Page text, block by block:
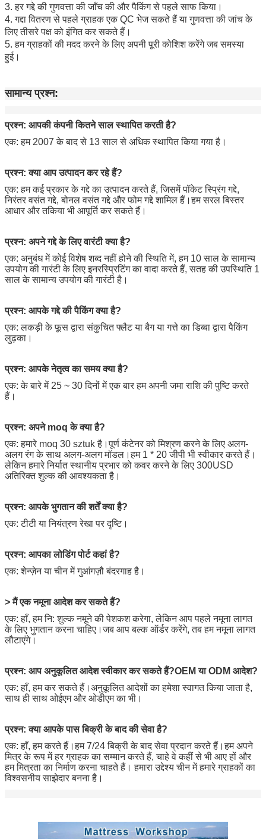
3. हर गद्दे की गुणवत्ता की जाँच की और पैकिंग से पहले साफ किया।
4. गद्दा वितरण से पहले ग्राहक एक QC भेज सकते हैं या गुणवत्ता की जांच के
लिए तीसरे पक्ष को इंगित कर सकते हैं।
5. हम ग्राहकों की मदद करने के लिए अपनी पूरी कोशिश करेंगे जब समस्या
हुई।
सामान्य प्रश्न:
प्रश्न: आपकी कंपनी कितने साल स्थापित करती है?
एक: हम 2007 के बाद से 13 साल से अधिक स्थापित किया गया है।
प्रश्न: क्या आप उत्पादन कर रहे हैं?
एक: हम कई प्रकार के गद्दे का उत्पादन करते हैं, जिसमें पॉकेट स्प्रिंग गद्दे,
निरंतर वसंत गद्दे, बोनल वसंत गद्दे और फोम गद्दे शामिल हैं।हम सरल बिस्तर
आधार और तकिया भी आपूर्ति कर सकते हैं।
प्रश्न: अपने गद्दे के लिए वारंटी क्या है?
एक: अनुबंध में कोई विशेष शब्द नहीं होने की स्थिति में, हम 10 साल के सामान्य
उपयोग की गारंटी के लिए इनरस्प्रिटिंग का वादा करते हैं, सतह की उपस्थिति 1
साल के सामान्य उपयोग की गारंटी है।
प्रश्न: आपके गद्दे की पैकिंग क्या है?
एक: लकड़ी के फूस द्वारा संकुचित फ्लैट या बैग या गत्ते का डिब्बा द्वारा पैकिंग
लुढ़का।
प्रश्न: आपके नेतृत्व का समय क्या है?
एक: के बारे में 25 ~ 30 दिनों में एक बार हम अपनी जमा राशि की पुष्टि करते
हैं।
प्रश्न: अपने moq के क्या है?
एक: हमारे moq 30 sztuk है।पूर्ण कंटेनर को मिश्रण करने के लिए अलग-
अलग रंग के साथ अलग-अलग मॉडल।हम 1 * 20 जीपी भी स्वीकार करते हैं।
लेकिन हमारे निर्यात स्थानीय प्रभार को कवर करने के लिए 300USD
अतिरिक्त शुल्क की आवश्यकता है।
प्रश्न: आपके भुगतान की शर्तें क्या है?
एक: टीटी या नियंत्रण रेखा पर दृष्टि।
प्रश्न: आपका लोडिंग पोर्ट कहां है?
एक: शेन्ज़ेन या चीन में गुआंगज़ौ बंदरगाह है।
> मैं एक नमूना आदेश कर सकते हैं?
एक: हाँ, हम नि: शुल्क नमूने की पेशकश करेगा, लेकिन आप पहले नमूना लागत
के लिए भुगतान करना चाहिए।जब आप बल्क ऑर्डर करेंगे, तब हम नमूना लागत
लौटाएंगे।
प्रश्न: आप अनुकूलित आदेश स्वीकार कर सकते हैं?OEM या ODM आदेश?
एक: हाँ, हम कर सकते हैं।अनुकूलित आदेशों का हमेशा स्वागत किया जाता है,
साथ ही साथ ओईएम और ओडीएम का भी।
प्रश्न: क्या आपके पास बिक्री के बाद की सेवा है?
एक: हाँ, हम करते हैं।हम 7/24 बिक्री के बाद सेवा प्रदान करते हैं।हम अपने
मित्र के रूप में हर ग्राहक का सम्मान करते हैं, चाहे वे कहीं से भी आए हों और
हम मित्रता का निर्माण करना चाहते हैं। हमारा उद्देश्य चीन में हमारे ग्राहकों का
विश्वसनीय साझेदार बनना है।